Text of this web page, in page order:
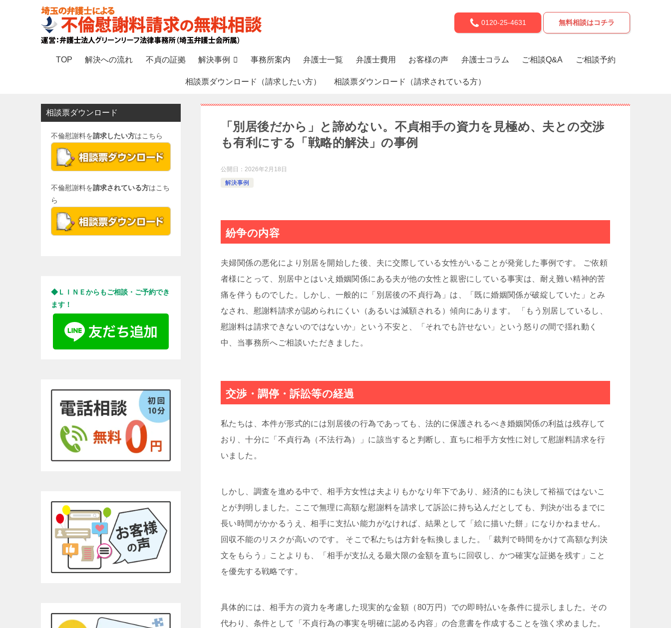
0120-25-4631 無料相談はコチラ
TOP 解決への流れ 不貞の証拠 解決事例 事務所案内 弁護士一覧 弁護士費用 お客様の声 弁護士コラム ご相談Q&A ご相談予約
相談票ダウンロード（請求したい方） 相談票ダウンロード（請求されている方）
「別居後だから」と諦めない。不貞相手の資力を見極め、夫との交渉
も有利にする「戦略的解決」の事例
公開日： 2026年2月18日
解決事例
紛争の内容
夫婦関係の悪化により別居を開始した後、夫に交際している女性がいることが発覚した事例です。 ご依頼
者様にとって、別居中とはいえ婚姻関係にある夫が他の女性と親密にしている事実は、耐え難い精神的苦
痛を伴うものでした。しかし、一般的に「別居後の不貞行為」は、「既に婚姻関係が破綻していた」とみ
なされ、慰謝料請求が認められにくい（あるいは減額される）傾向にあります。 「もう別居しているし、
慰謝料は請求できないのではないか」という不安と、「それでも許せない」という怒りの間で揺れ動く
中、当事務所へご相談いただきました。
交渉・調停・訴訟等の経過
私たちは、本件が形式的には別居後の行為であっても、法的に保護されるべき婚姻関係の利益は残存して
おり、十分に「不貞行為（不法行為）」に該当すると判断し、直ちに相手方女性に対して慰謝料請求を行
いました。
しかし、調査を進める中で、相手方女性は夫よりもかなり年下であり、経済的にも決して裕福ではないこ
とが判明しました。ここで無理に高額な慰謝料を請求して訴訟に持ち込んだとしても、判決が出るまでに
長い時間がかかるうえ、相手に支払い能力がなければ、結果として「絵に描いた餅」になりかねません。
回収不能のリスクが高いのです。 そこで私たちは方針を転換しました。「裁判で時間をかけて高額な判決
文をもらう」ことよりも、「相手が支払える最大限の金額を直ちに回収し、かつ確実な証拠を残す」こと
を優先する戦略です。
具体的には、相手方の資力を考慮した現実的な金額（80万円）での即時払いを条件に提示しました。その
代わり、条件として「不貞行為の事実を明確に認める内容」の合意書を作成することを強く求めました。
相談票ダウンロード
不倫慰謝料を請求したい方はこちら
不倫慰謝料を請求されている方はこち
ら
◆ＬＩＮＥからもご相談・ご予約でき
ます！